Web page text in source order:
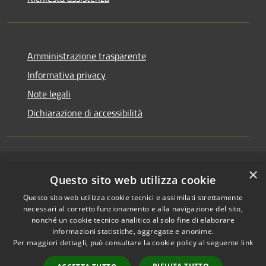
Amministrazione trasparente
Informativa privacy
Note legali
Dichiarazione di accessibilità
Accessibilità
Privacy
Cookie
Mappa del sito
Area riservata
amministratori comunali
Copyright © 2026 • Comune di
Riccione • Powered by
Municipium•Accesso
redazione
×
Questo sito web utilizza cookie
Questo sito web utilizza cookie tecnici e assimilati strettamente
necessari al corretto funzionamento e alla navigazione del sito,
nonché un cookie tecnico analitico al solo fine di elaborare
informazioni statistiche, aggregate e anonime.
Per maggiori dettagli, può consultare la cookie policy al seguente link